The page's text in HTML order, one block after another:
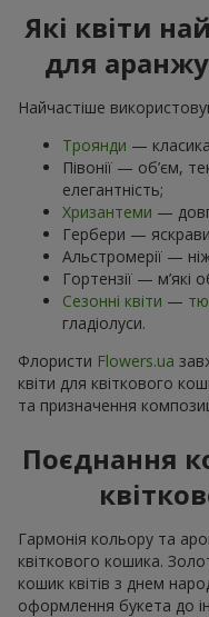
Які квіти
для
Найчастіше
Троянди —
Півонії — об’єм,
елегантність;
Хризантеми —
Гербери —
Альстромерії —
Гортензії — м’які
Сезонні квіти —
гладіолуси.
Флористи Flowers.ua
квіти для квіткового
та призначення
Поєднання
Гармонія кольору та
квіткового кошика.
кошик квітів з днем
оформлення букета до